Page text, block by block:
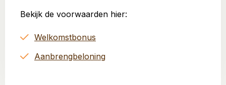
Bekijk de voorwaarden hier:
Welkomstbonus
Aanbrengbeloning